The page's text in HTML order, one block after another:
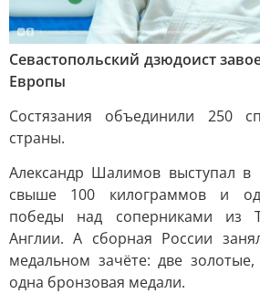
Севастопольский дзюдоист
Европы
Состязания объединили 250
страны.
Александр Шалимов выступал в
свыше 100 килограммов и
победы над соперниками из
Англии. А сборная России
медальном зачёте: две
одна бронзовая медали.